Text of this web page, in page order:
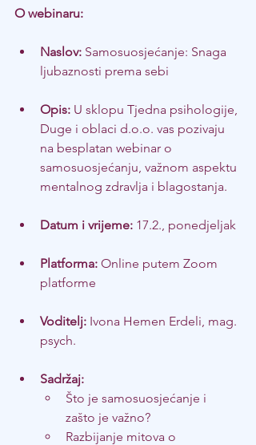
O webinaru:
Naslov: Samosuosjećanje: Snaga
ljubaznosti prema sebi
Opis: U sklopu Tjedna psihologije,
Duge i oblaci d.o.o. vas pozivaju
na besplatan webinar o
samosuosjećanju, važnom aspektu
mentalnog zdravlja i blagostanja.
Datum i vrijeme: 17.2., ponedjeljak
Platforma: Online putem Zoom
platforme
Voditelj: Ivona Hemen Erdeli, mag.
psych.
Sadržaj:
Što je samosuosjećanje i
zašto je važno?
Razbijanje mitova o